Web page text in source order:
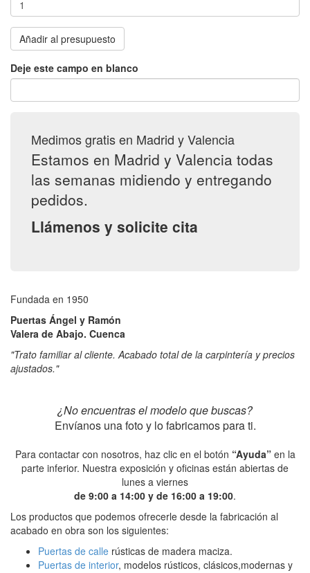
Añadir al presupuesto
Deje este campo en blanco
Medimos gratis en Madrid y Valencia
Estamos en Madrid y Valencia todas
las semanas midiendo y entregando
pedidos.
Llámenos y solicite cita
Fundada en 1950
Puertas Ángel y Ramón
Valera de Abajo. Cuenca
"Trato familiar al cliente. Acabado total de la carpintería y precios
ajustados."
¿No encuentras el modelo que buscas?
Envíanos una foto y lo fabricamos para ti.
Para contactar con nosotros, haz clic en el botón “Ayuda”en la
parte inferior. Nuestra exposición y oficinas están abiertas de
lunes a viernes
de 9:00 a 14:00 y de 16:00 a 19:00.
Los productos que podemos ofrecerle desde la fabricación al
acabado en obra son los siguientes:
Puertas de calle rústicas de madera maciza.
Puertas de interior, modelos rústicos, clásicos,modernas y